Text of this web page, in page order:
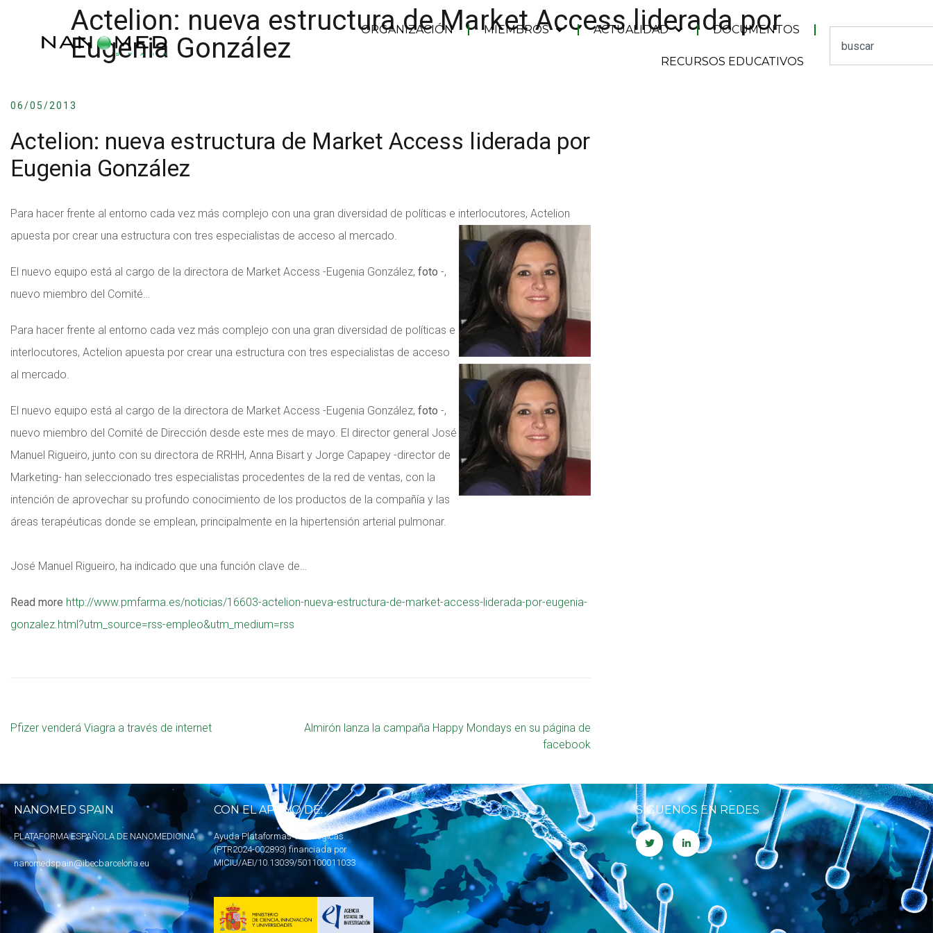
ORGANIZACIÓN MIEMBROS ACTUALIDAD DOCUMENTOS
RECURSOS EDUCATIVOS
Actelion: nueva estructura de Market Access liderada por
Eugenia González
06/05/2013
Actelion: nueva estructura de Market Access liderada por
Eugenia González
Para hacer frente al entorno cada vez más complejo con una gran diversidad de políticas e interlocutores, Actelion
apuesta por crear una estructura con tres especialistas de acceso al mercado.
El nuevo equipo está al cargo de la directora de Market Access -Eugenia González, foto -,
nuevo miembro del Comité…
Para hacer frente al entorno cada vez más complejo con una gran diversidad de políticas e
interlocutores, Actelion apuesta por crear una estructura con tres especialistas de acceso
al mercado.
El nuevo equipo está al cargo de la directora de Market Access -Eugenia González, foto -,
nuevo miembro del Comité de Dirección desde este mes de mayo. El director general José
Manuel Rigueiro, junto con su directora de RRHH, Anna Bisart y Jorge Capapey -director de
Marketing- han seleccionado tres especialistas procedentes de la red de ventas, con la
intención de aprovechar su profundo conocimiento de los productos de la compañía y las
áreas terapéuticas donde se emplean, principalmente en la hipertensión arterial pulmonar.
José Manuel Rigueiro, ha indicado que una función clave de…
Read more http://www.pmfarma.es/noticias/16603-actelion-nueva-estructura-de-market-access-liderada-por-eugenia-
gonzalez.html?utm_source=rss-empleo&utm_medium=rss
Pfizer venderá Viagra a través de internet
Almirón lanza la campaña Happy Mondays en su página de
facebook
NANOMED SPAIN
PLATAFORMA ESPAÑOLA DE NANOMEDICINA
nanomedspain@ibecbarcelona.eu
CON EL APOYO DE:
Ayuda Plataformas Tecnológicas
(PTR2024-002893) financiada por
MICIU/AEI/10.13039/501100011033
SÍGUENOS EN REDES